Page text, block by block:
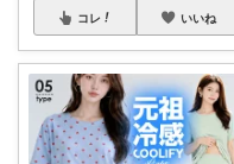
コレ いいね